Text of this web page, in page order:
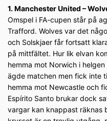
1. Manchester United –
Omspel i FA-cupen står på
Trafford. Wolves var det
och Solskjaer får fortsatt
på mittfältet. Hur lik elvan
hemma mot Norwich i
ägde matchen men fick inte
hemma mot Newcastle och
Espírito Santo brukar dock
vargar kan knappast räknas